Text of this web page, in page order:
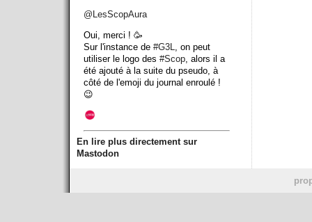
@ LesScopAura
Oui, merci ! 🥳
Sur l'instance de #G3L, on peut
utiliser le logo des #Scop, alors il a
été ajouté à la suite du pseudo, à
côté de l'emoji du journal enroulé !
😉
En lire plus directement sur
Mastodon